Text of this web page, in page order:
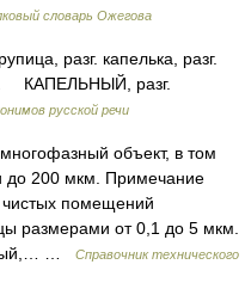
словарь Ожегова
разг. капелька, разг.
КАПЕЛЬНЫЙ, разг.
русской речи
объект, в том
до 200 мкм. Примечание
помещений
размерами от 0,1 до 5 мкм.
…
Справочник технического